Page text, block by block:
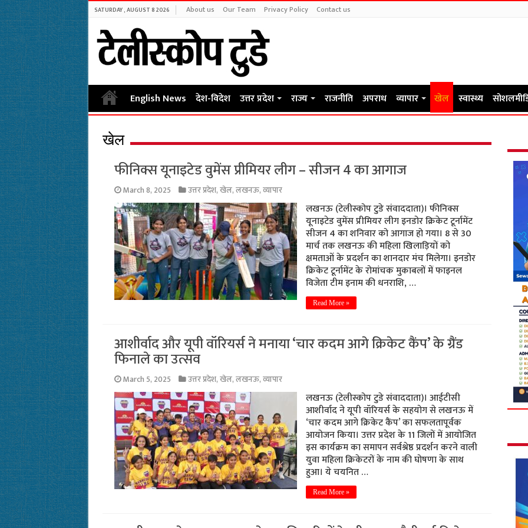
SATURDAY , AUGUST 8 2026 About us Our Team Privacy Policy Contact us
English News देश-विदेश उत्तर प्रदेश राज्य राजनीति अपराध व्यापार खेल स्वास्थ्य
खेल
फीनिक्स यूनाइटेड वुमेंस प्रीमियर लीग – सीजन 4 का आगाज
March 8, 2025 उत्तर प्रदेश,खेल,लखनऊ,व्यापार
लखनऊ (टेलीस्कोप टुडे संवाददाता)। फीनिक्स
यूनाइटेड वुमेंस प्रीमियर लीग इनडोर क्रिकेट टूर्नामेंट
सीजन 4 का शनिवार को आगाज हो गया। 8 से 30
मार्च तक लखनऊ की महिला खिलाड़ियों को
क्षमताओं के प्रदर्शन का शानदार मंच मिलेगा। इनडोर
क्रिकेट टूर्नामेंट के रोमांचक मुकाबलों में फाइनल
विजेता टीम इनाम की धनराशि, …
Read More »
आशीर्वाद और यूपी वॉरियर्स ने मनाया ‘चार कदम आगे क्रिकेट कैंप’ के ग्रैंड
फिनाले का उत्सव
March 5, 2025 उत्तर प्रदेश,खेल,लखनऊ,व्यापार
लखनऊ (टेलीस्कोप टुडे संवाददाता)। आईटीसी
आशीर्वाद ने यूपी वॉरियर्स के सहयोग से लखनऊ में
‘चार कदम आगे क्रिकेट कैंप’ का सफलतापूर्वक
आयोजन किया। उत्तर प्रदेश के 11 जिलों में आयोजित
इस कार्यक्रम का समापन सर्वश्रेष्ठ प्रदर्शन करने वाली
युवा महिला क्रिकेटरों के नाम की घोषणा के साथ
हुआ। ये चयनित …
Read More »